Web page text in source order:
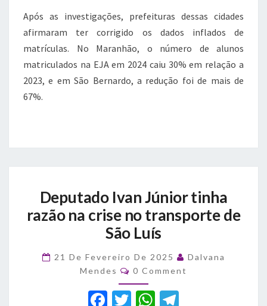
Após as investigações, prefeituras dessas cidades
afirmaram ter corrigido os dados inflados de
matrículas. No Maranhão, o número de alunos
matriculados na EJA em 2024 caiu 30% em relação a
2023, e em São Bernardo, a redução foi de mais de
67%.
Ivan
Júnior
tinha
razão
crise
no
transporte
de
Deputado Ivan Júnior tinha
razão na crise no transporte de
São Luís
21 De Fevereiro De 2025
Dalvana
Mendes
Comments
0 Comment
F T W